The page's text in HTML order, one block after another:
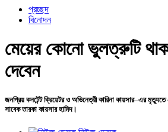
প্রচ্ছদ
বিনোদন
মেয়ের কোনো ভুলত্রুটি
দেবেন
জনপ্রিয় কনটেন্ট ক্রিয়েটর ও অভিনেত্রী কারিনা কায়সার–এর
সাবেক তারকা কায়সার হামিদ।